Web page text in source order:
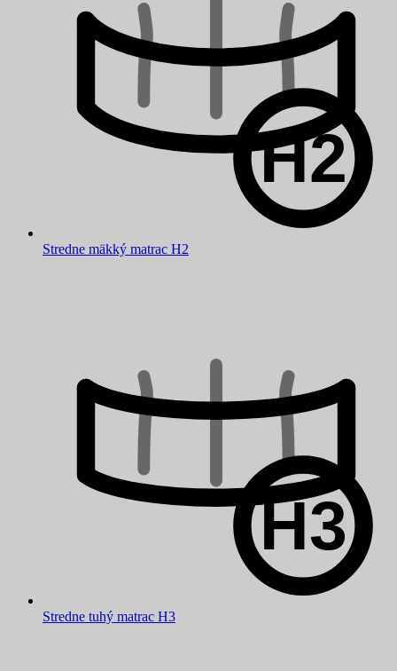
Stredne mäkký matrac H2
Stredne tuhý matrac H3